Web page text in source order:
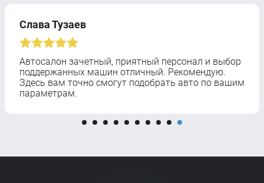
Слава Тузаев
Автосалон зачетный, приятный персонал и выбор
поддержанных машин отличный. Рекомендую.
Здесь вам точно смогут подобрать авто по вашим
параметрам.